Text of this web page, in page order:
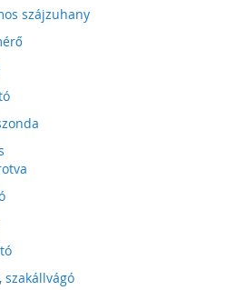
szájzuhany
szakállvágó